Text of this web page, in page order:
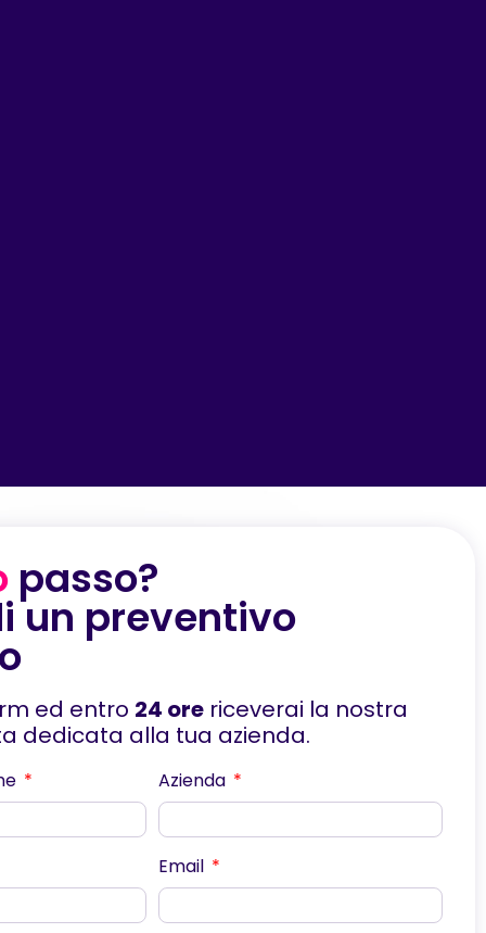
passo?
un preventivo
ed entro 24 orericeverai la nostra
dedicata alla tua azienda.
Azienda
Email